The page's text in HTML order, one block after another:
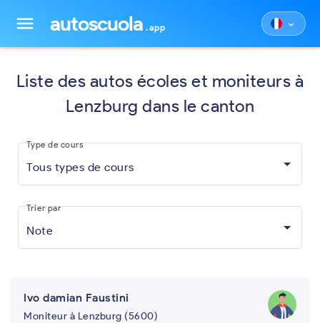
menu autoscuola .app keyboard_arrow_down
Liste des autos écoles et moniteurs à
Lenzburg dans le canton
Tous types de cours
Type de cours
Note
Trier par
Ivo damian Faustini
Moniteur à Lenzburg (5600)